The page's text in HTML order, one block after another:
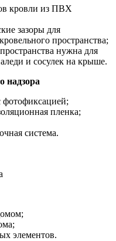
кровли из ПВХ
зазоры для
пространства;
нужна для
и сосулек на крыше.
надзора
фотофиксацией;
пленка;
система.
элементов.